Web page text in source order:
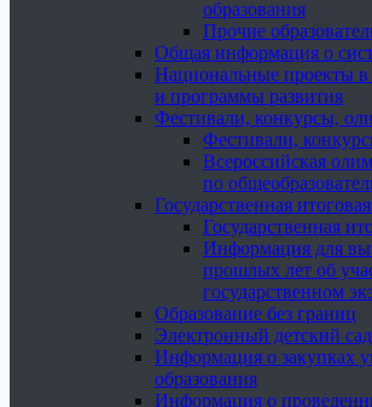
образования
Прочие
Общая информация о
Национальные проекты в
и программы развития
Фестивали, конкурсы,
Фестивали,
Всероссийская
по
Государственная
Государственная
Информация для
прошлых лет об
государственном
Образование без границ
Электронный детский сад
Информация о закупках
образования
Информация о